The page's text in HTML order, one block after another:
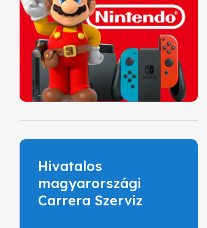
Hivatalos
magyarországi
Carrera Szerviz